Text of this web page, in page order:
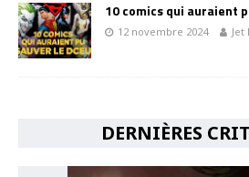
10 comics qui auraient
12 novembre 2024
DERNIÈRES